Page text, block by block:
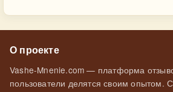
О проекте
Vashe-Mnenie.com — платформа
пользователи делятся своим опытом.